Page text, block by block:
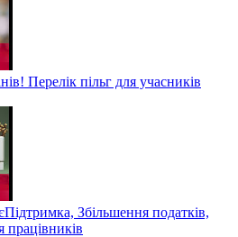
Перелік пільг для учасників
Збільшення податків,